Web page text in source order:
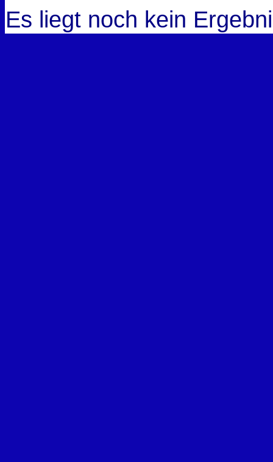
Es liegt noch kein